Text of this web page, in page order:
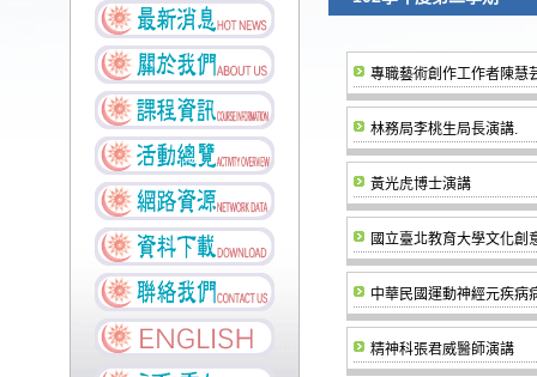
專職藝術創作工作者陳慧
林務局李桃生局長演講.
黃光虎博士演講
國立臺北教育大學文化創
中華民國運動神經元疾病
精神科張君威醫師演講